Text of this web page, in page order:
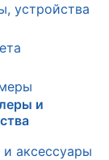
устройства
и
аксессуары